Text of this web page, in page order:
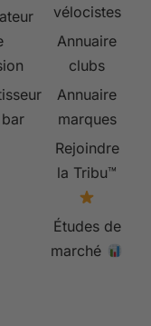
vélocistes
Annuaire
clubs
Annuaire
marques
Rejoindre
la Tribu™
Études de
marché